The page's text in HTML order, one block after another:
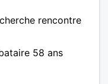
rencontre
58 ans